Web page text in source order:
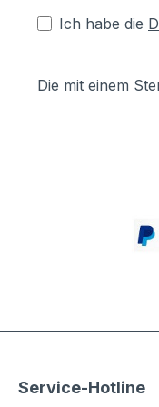
Ich habe die
Die mit einem
Service-Hotline